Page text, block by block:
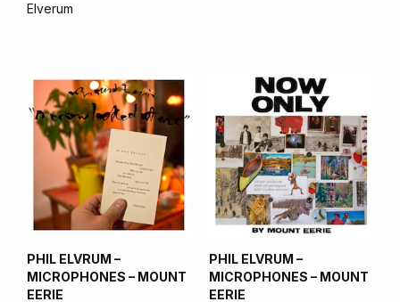
Elverum
PHIL ELVRUM –
MICROPHONES – MOUNT
EERIE
PHIL ELVRUM –
MICROPHONES – MOUNT
EERIE